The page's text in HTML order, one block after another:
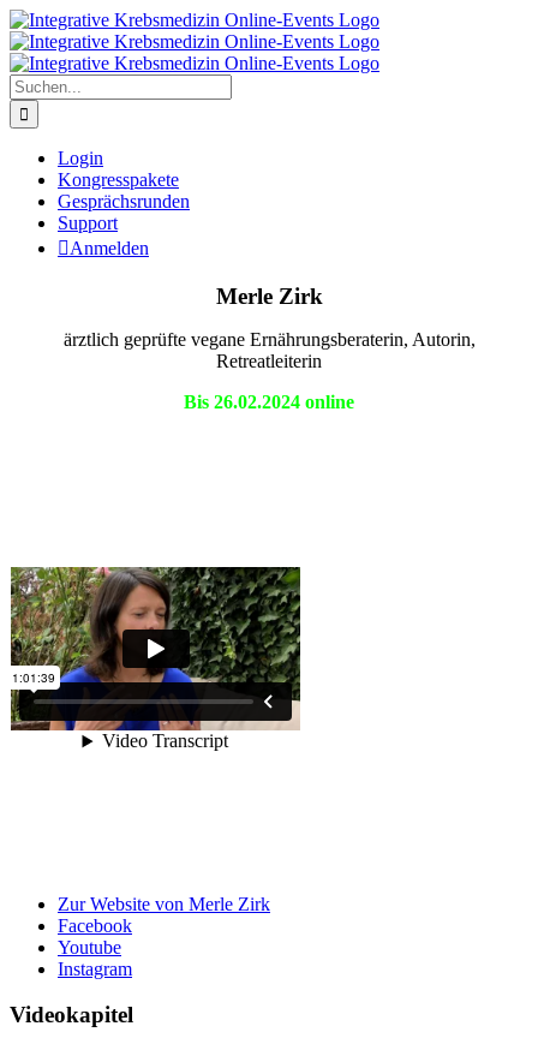
Zum
Inhalt
springen
Suche
nach:
Login
Kongresspakete
Gesprächsrunden
Support
Anmelden
Merle Zirk
ärztlich geprüfte vegane Ernährungsberaterin, Autorin,
Retreatleiterin
Bis 26.02.2024 online
Zur Website von Merle Zirk
Facebook
Youtube
Instagram
Videokapitel